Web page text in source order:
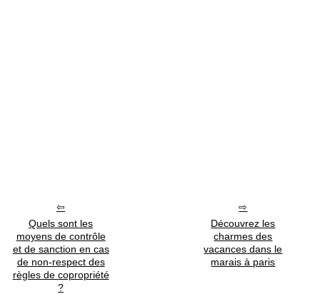
Quels sont les
moyens de contrôle
et de sanction en cas
de non-respect des
règles de copropriété
?
Découvrez les
charmes des
vacances dans le
marais à paris